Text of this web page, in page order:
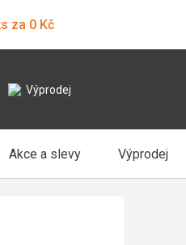
za 0 Kč
Výprodej
Akce a slevy Výprodej